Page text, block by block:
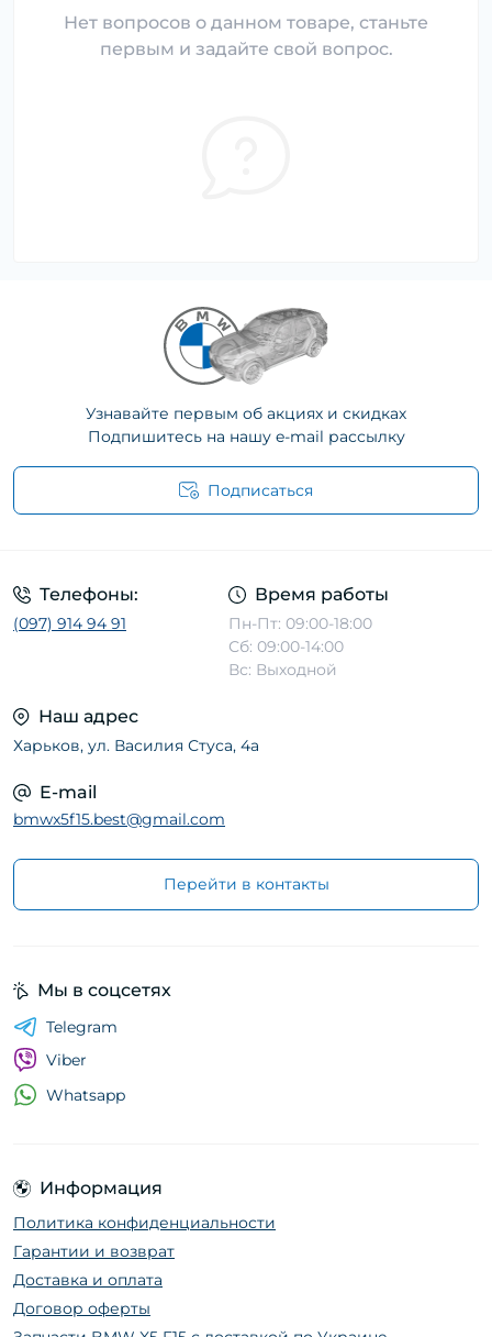
Нет вопросов о данном товаре, станьте
первым и задайте свой вопрос.
Узнавайте первым об акциях и скидках
Подпишитесь на нашу e-mail рассылку
Подписаться
Телефоны:
(097) 914 94 91
Время работы
Пн-Пт: 09:00-18:00
Сб: 09:00-14:00
Вс: Выходной
Наш адрес
Харьков, ул. Василия Стуса, 4а
E-mail
bmwx5f15.best@gmail.com
Перейти в контакты
Информация
Политика конфиденциальности
Гарантии и возврат
Доставка и оплата
Договор оферты
Мы в соцсетях
Telegram
Viber
Whatsapp